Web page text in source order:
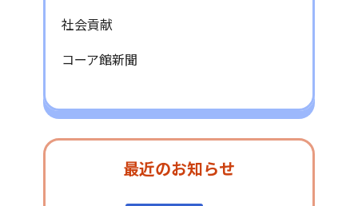
社会貢献
コーア館新聞
最近のお知らせ